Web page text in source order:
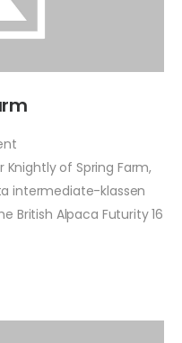
Knightly of Spring Farm,
intermediate-klassen
British Alpaca Futurity 16